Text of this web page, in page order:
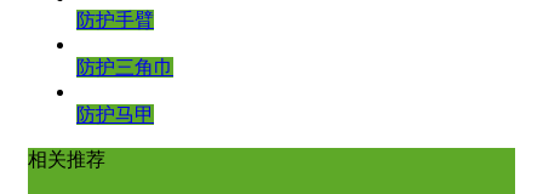
防护手臂
防护三角巾
防护马甲
相关推荐